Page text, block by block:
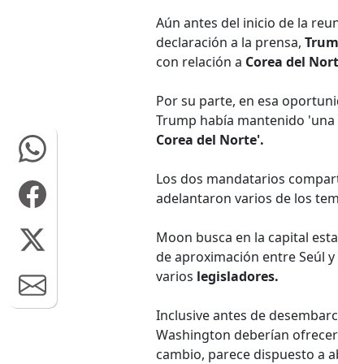
Aún antes del inicio de la
declaración a la prensa,
con relación a Corea del
Por su parte, en esa
Trump había mantenido
Corea del Norte'.
Los dos mandatarios
adelantaron varios de los
Moon busca en la capital
de aproximación entre Seúl
varios legisladores.
Inclusive antes de
Washington deberían
cambio, parece dispuesto a